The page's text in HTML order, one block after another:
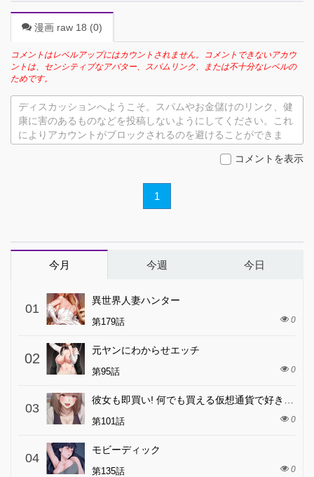
漫画 raw 18 (0)
コメントはレベルアップにはカウントされません。コメントできないアカウ
ントは、センシティブなアバター、スパムリンク、または不十分なレベルの
ためです。
ディスカッションへようこそ。スパムやお金儲けのリンク、健
康に害のあるものなどを投稿しないようにしてください。これ
によりアカウントがブロックされるのを避けることができま
コメントを表示
1
今月 今週 今日
01
異世界人妻ハンター
第179話 0
02
元ヤンにわからせエッチ
第95話 0
03
第101話 0
04
モビーディック
第135話 0